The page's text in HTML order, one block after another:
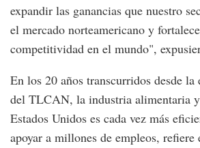
expandir las ganancias que nuestro
el mercado norteamericano y
competitividad en el mundo",
En los 20 años transcurridos desde
del TLCAN, la industria alimentaria
Estados Unidos es cada vez más
apoyar a millones de empleos, refiere